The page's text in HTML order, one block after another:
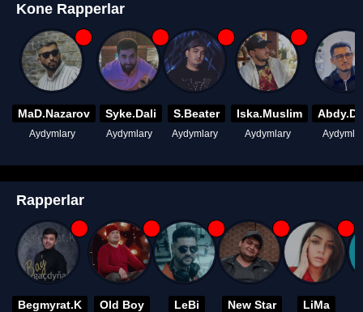
Kone Rapperlar
MaD.Nazarov
Aydymlary
Syke.Dali
Aydymlary
S.Beater
Aydymlary
Iska.Muslim
Aydymlary
Rapperlar
Begmyrat.K Old Boy LeBi New Star LiMa